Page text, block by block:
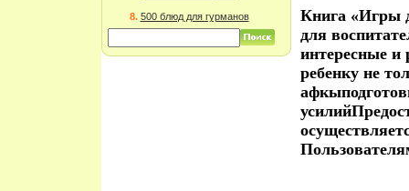
500 блюд для гурманов
Книга «Игры
для
интересные
ребенку не